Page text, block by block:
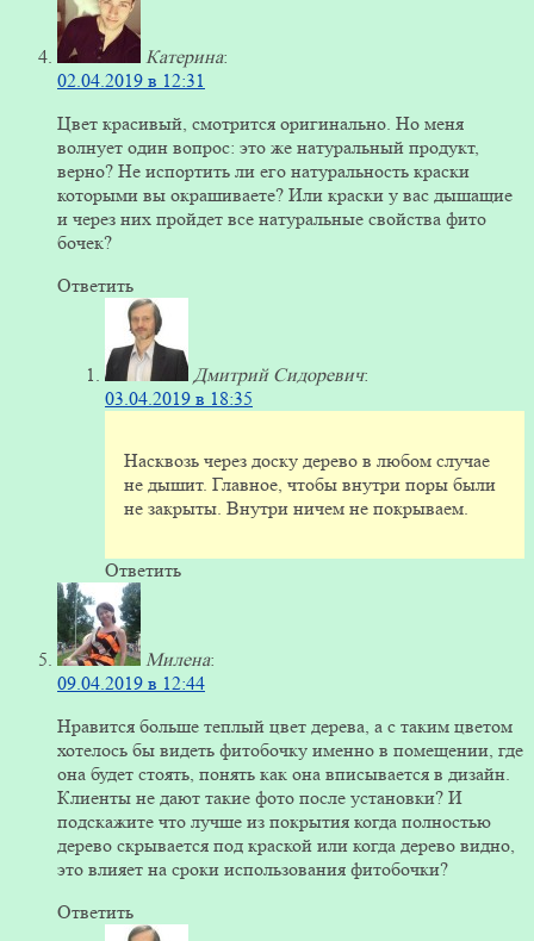
Катерина:
02.04.2019 в 12:31
Цвет красивый, смотрится оригинально. Но меня
волнует один вопрос: это же натуральный продукт,
верно? Не испортить ли его натуральность краски
которыми вы окрашиваете? Или краски у вас дышащие
и через них пройдет все натуральные свойства фито
бочек?
Ответить
Дмитрий Сидоревич:
03.04.2019 в 18:35
Насквозь через доску дерево в любом случае
не дышит. Главное, чтобы внутри поры были
не закрыты. Внутри ничем не покрываем.
Ответить
Милена:
09.04.2019 в 12:44
Нравится больше теплый цвет дерева, а с таким цветом
хотелось бы видеть фитобочку именно в помещении, где
она будет стоять, понять как она вписывается в дизайн.
Клиенты не дают такие фото после установки? И
подскажите что лучше из покрытия когда полностью
дерево скрывается под краской или когда дерево видно,
это влияет на сроки использования фитобочки?
Ответить